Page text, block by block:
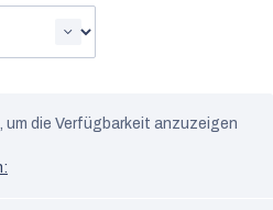
um die Verfügbarkeit anzuzeigen